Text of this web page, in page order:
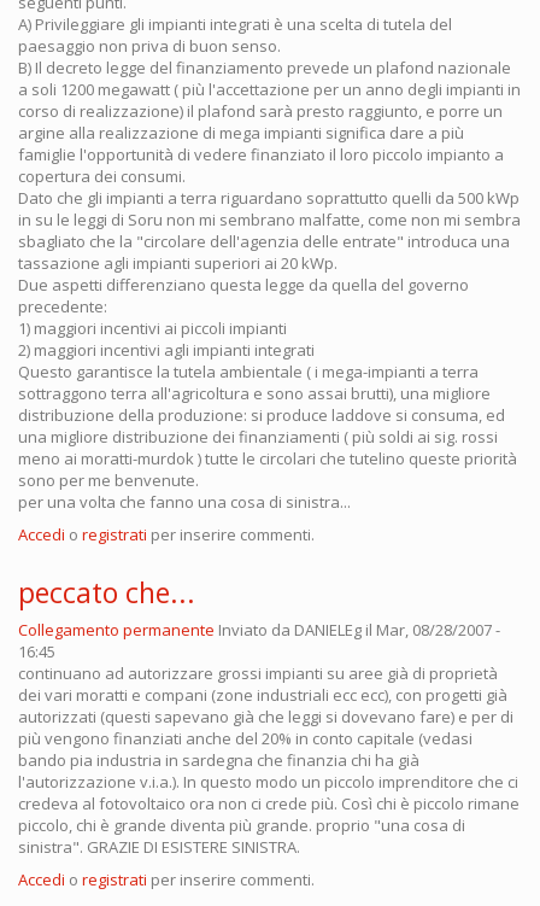
A) Privileggiare gli impianti integrati è una scelta di tutela del
paesaggio non priva di buon senso.
B) Il decreto legge del finanziamento prevede un plafond nazionale
a soli 1200 megawatt ( più l'accettazione per un anno degli impianti in
corso di realizzazione) il plafond sarà presto raggiunto, e porre un
argine alla realizzazione di mega impianti significa dare a più
famiglie l'opportunità di vedere finanziato il loro piccolo impianto a
copertura dei consumi.
Dato che gli impianti a terra riguardano soprattutto quelli da 500 kWp
in su le leggi di Soru non mi sembrano malfatte, come non mi sembra
sbagliato che la "circolare dell'agenzia delle entrate" introduca una
tassazione agli impianti superiori ai 20 kWp.
Due aspetti differenziano questa legge da quella del governo
precedente:
1) maggiori incentivi ai piccoli impianti
2) maggiori incentivi agli impianti integrati
Questo garantisce la tutela ambientale ( i mega-impianti a terra
sottraggono terra all'agricoltura e sono assai brutti), una migliore
distribuzione della produzione: si produce laddove si consuma, ed
una migliore distribuzione dei finanziamenti ( più soldi ai sig. rossi
meno ai moratti-murdok ) tutte le circolari che tutelino queste priorità
sono per me benvenute.
per una volta che fanno una cosa di sinistra...
Accedi o registrati per inserire commenti.
peccato che...
Collegamento permanente Inviato da DANIELEg il Mar, 08/28/2007 -
16:45
continuano ad autorizzare grossi impianti su aree già di proprietà
dei vari moratti e compani (zone industriali ecc ecc), con progetti già
autorizzati (questi sapevano già che leggi si dovevano fare) e per di
più vengono finanziati anche del 20% in conto capitale (vedasi
bando pia industria in sardegna che finanzia chi ha già
l'autorizzazione v.i.a.). In questo modo un piccolo imprenditore che ci
credeva al fotovoltaico ora non ci crede più. Così chi è piccolo rimane
piccolo, chi è grande diventa più grande. proprio "una cosa di
sinistra". GRAZIE DI ESISTERE SINISTRA.
Accedi o registrati per inserire commenti.